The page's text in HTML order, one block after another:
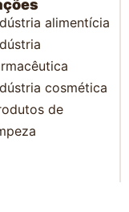
alimentícia
cosmética
de